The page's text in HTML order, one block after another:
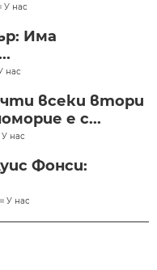
У нас
Има
нас
всеки втори
е с...
У нас
Фонси:
У нас